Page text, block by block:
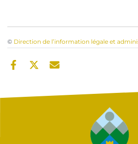
© Direction de l’information légale et